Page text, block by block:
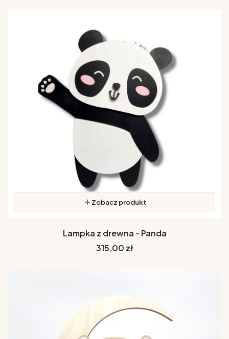
Zobacz produkt
Lampka z drewna - Panda
Cena
315,00 zł